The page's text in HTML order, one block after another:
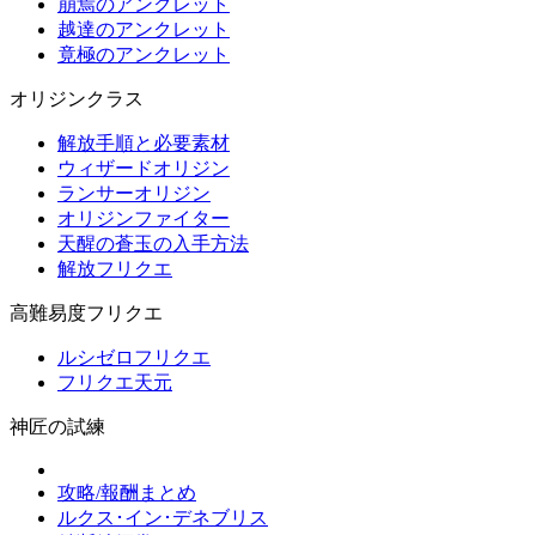
崩焉のアンクレット
越達のアンクレット
竟極のアンクレット
オリジンクラス
解放手順と必要素材
ウィザードオリジン
ランサーオリジン
オリジンファイター
天醒の蒼玉の入手方法
解放フリクエ
高難易度フリクエ
ルシゼロフリクエ
フリクエ天元
神匠の試練
攻略/報酬まとめ
ルクス･イン･デネブリス